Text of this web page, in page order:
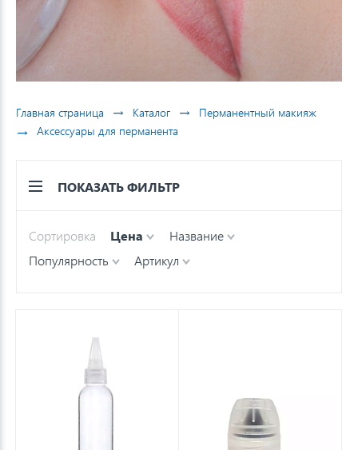
Главная страница → Каталог → Перманентный макияж
→ Аксессуары для перманента
ПОКАЗАТЬ ФИЛЬТР
Сортировка Цена
Название
Популярность
Артикул